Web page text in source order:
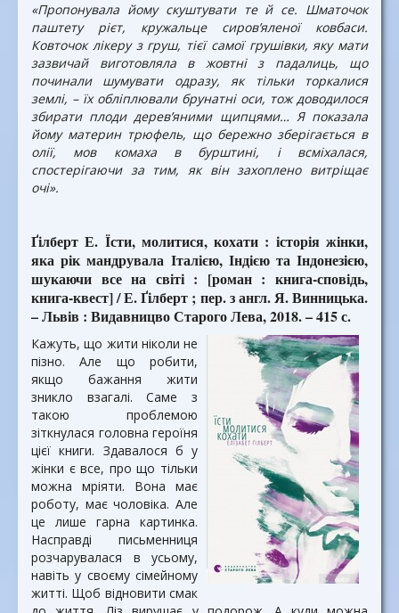
«Пропонувала йому скуштувати те й се. Шматочок
паштету рієт, кружальце сиров’яленої ковбаси.
Ковточок лікеру з груш, тієї самої грушівки, яку мати
зазвичай виготовляла в жовтні з падалиць, що
починали шумувати одразу, як тільки торкалися
землі, – їх обліплювали брунатні оси, тож доводилося
збирати плоди дерев’яними щипцями… Я показала
йому материн трюфель, що бережно зберігається в
олії, мов комаха в бурштині, і всміхалася,
спостерігаючи за тим, як він захоплено витріщає
очі».
Ґілберт Е. Їсти, молитися, кохати : історія жінки,
яка рік мандрувала Італією, Індією та Індонезією,
шукаючи все на світі : [роман : книга-сповідь,
книга-квест] / Е. Ґілберт ; пер. з англ. Я. Винницька.
– Львів : Видавницво Старого Лева, 2018. – 415 с.
Кажуть, що жити ніколи не
пізно. Але що робити,
якщо бажання жити
зникло взагалі. Саме з
такою проблемою
зіткнулася головна героїня
цієї книги. Здавалося б у
жінки є все, про що тільки
можна мріяти. Вона має
роботу, має чоловіка. Але
це лише гарна картинка.
Насправді письменниця
розчарувалася в усьому,
навіть у своєму сімейному
житті. Щоб відновити смак